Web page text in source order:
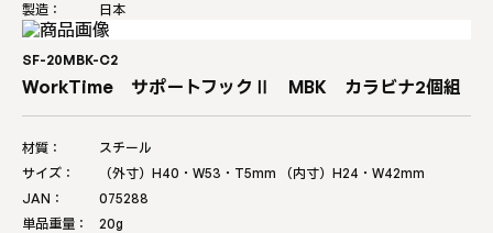
製造：
日本
SF-20MBK-C2
WorkTime サポートフックⅡ MBK カラビナ2個組
材質：
スチール
サイズ：
（外寸）H40・W53・T5mm （内寸）H24・W42mm
JAN：
075288
単品重量：
20g